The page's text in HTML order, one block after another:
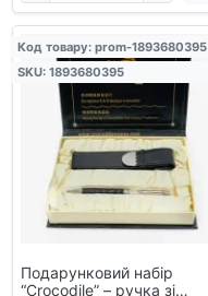
Подарунковий набір
“Crocodile” – ручка зі
Код товару: prom-1893680395
SKU: 1893680395